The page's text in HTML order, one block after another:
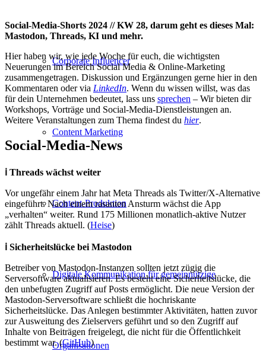
Corporate Influencer
Content Marketing
Content-Produktion
Digitale Kommunikation für gemeinnützige
Organisationen
Social-Media-Shorts 2024 // KW 28, darum geht es dieses Mal:
Mastodon, Threads, KI und mehr.
Hier haben wir, wie jede Woche für euch, die wichtigsten
Neuerungen im Bereich Social Media & Online-Marketing
zusammengetragen. Diskussion und Ergänzungen gerne hier in den
Kommentaren oder via LinkedIn. Wenn du wissen willst, was das
für dein Unternehmen bedeutet, lass uns sprechen – Wir bieten dir
Workshops, Vorträge und Social-Media-Dienstleistungen an.
Weitere Veranstaltungen zum Thema findest du hier.
Social-Media-News
ℹ️ Threads wächst weiter
Vor ungefähr einem Jahr hat Meta Threads als Twitter/X-Alternative
eingeführt. Nach einem rasanten Ansturm wächst die App
„verhalten“ weiter. Rund 175 Millionen monatlich-aktive Nutzer
zählt Threads aktuell. (Heise)
ℹ️ Sicherheitslücke bei Mastodon
Betreiber von Mastodon-Instanzen sollten jetzt zügig die
Serversoftware aktualisieren. Es besteht eine Sicherheitslücke, die
den unbefugten Zugriff auf Posts ermöglicht. Die neue Version der
Mastodon-Serversoftware schließt die hochriskante
Sicherheitslücke. Das Anlegen bestimmter Aktivitäten, hatten zuvor
zur Ausweitung des Zielservers geführt und so den Zugriff auf
Inhalte von Beiträgen freigelegt, die nicht für die Öffentlichkeit
bestimmt war. (GitHub)